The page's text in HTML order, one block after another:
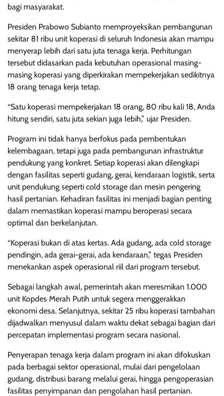
bagi masyarakat.
Presiden Prabowo Subianto memproyeksikan pembangunan
sekitar 81 ribu unit koperasi di seluruh Indonesia akan mampu
menyerap lebih dari satu juta tenaga kerja. Perhitungan
tersebut didasarkan pada kebutuhan operasional masing-
masing koperasi yang diperkirakan mempekerjakan sedikitnya
18 orang tenaga kerja tetap.
“Satu koperasi mempekerjakan 18 orang, 80 ribu kali 18, Anda
hitung sendiri, satu juta sekian juga lebih,” ujar Presiden.
Program ini tidak hanya berfokus pada pembentukan
kelembagaan, tetapi juga pada pembangunan infrastruktur
pendukung yang konkret. Setiap koperasi akan dilengkapi
dengan fasilitas seperti gudang, gerai, kendaraan logistik, serta
unit pendukung seperti cold storage dan mesin pengering
hasil pertanian. Kehadiran fasilitas ini menjadi bagian penting
dalam memastikan koperasi mampu beroperasi secara
optimal dan berkelanjutan.
“Koperasi bukan di atas kertas. Ada gudang, ada cold storage
pendingin, ada gerai-gerai, ada kendaraan,” tegas Presiden
menekankan aspek operasional riil dari program tersebut.
Sebagai langkah awal, pemerintah akan meresmikan 1.000
unit Kopdes Merah Putih untuk segera menggerakkan
ekonomi desa. Selanjutnya, sekitar 25 ribu koperasi tambahan
dijadwalkan menyusul dalam waktu dekat sebagai bagian dari
percepatan implementasi program secara nasional.
Penyerapan tenaga kerja dalam program ini akan difokuskan
pada berbagai sektor operasional, mulai dari pengelolaan
gudang, distribusi barang melalui gerai, hingga pengoperasian
fasilitas penyimpanan dan pengolahan hasil pertanian.